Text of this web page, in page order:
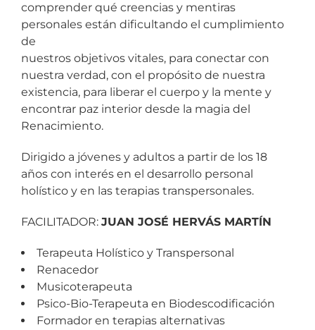
comprender qué creencias y mentiras
personales están dificultando el cumplimiento
de
nuestros objetivos vitales, para conectar con
nuestra verdad, con el propósito de nuestra
existencia, para liberar el cuerpo y la mente y
encontrar paz interior desde la magia del
Renacimiento.
Dirigido a jóvenes y adultos a partir de los 18
años con interés en el desarrollo personal
holístico y en las terapias transpersonales.
FACILITADOR: JUAN JOSÉ HERVÁS MARTÍN
Terapeuta Holístico y Transpersonal
Renacedor
Musicoterapeuta
Psico-Bio-Terapeuta en Biodescodificación
Formador en terapias alternativas